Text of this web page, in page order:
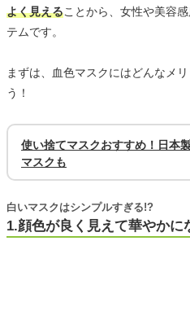
よく見えることから、女性や美容
テムです。
まずは、血色マスクにはどんなメ
う！
使い捨てマスクおすすめ！日本
マスクも
1.顔色が良く見えて華やかに
白いマスクはシンプルすぎる!?